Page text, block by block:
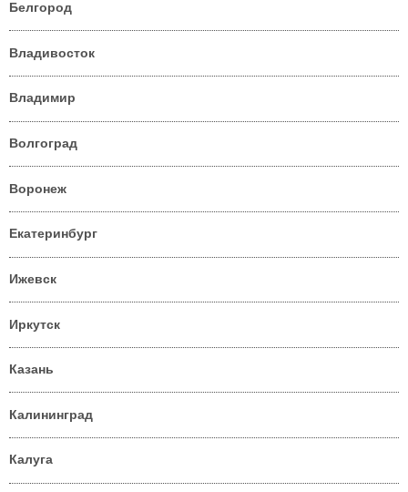
Белгород
Владивосток
Владимир
Волгоград
Воронеж
Екатеринбург
Ижевск
Иркутск
Казань
Калининград
Калуга